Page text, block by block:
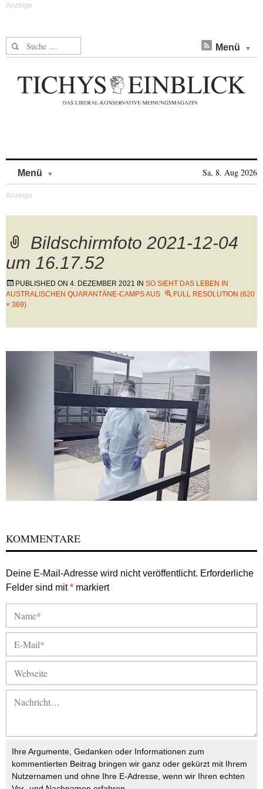
Suche nach: Menü
Menü Sa, 8. Aug 2026
Bildschirmfoto 2021-12-04
um 16.17.52
PUBLISHED ON 4. DEZEMBER 2021 IN SO SIEHT DAS LEBEN IN
AUSTRALISCHEN QUARANTÄNE-CAMPS AUS
FULL RESOLUTION (620
× 369)
KOMMENTARE
Deine E-Mail-Adresse wird nicht veröffentlicht. Erforderliche
Felder sind mit* markiert
Ihre Argumente, Gedanken oder Informationen zum
kommentierten Beitrag bringen wir ganz oder gekürzt mit Ihrem
Nutzernamen und ohne Ihre E-Adresse, wenn wir Ihren echten